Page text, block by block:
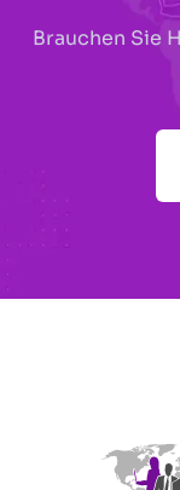
Brauchen Sie